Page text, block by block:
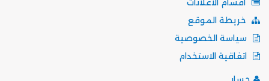
أقسام الاعلانات
خريطة الموقع
سياسة الخصوصية
اتفاقية الاستخدام